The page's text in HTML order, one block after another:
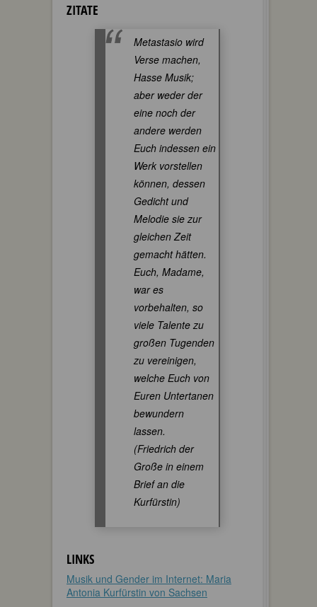
ZITATE
Metastasio wird
Verse machen,
Hasse Musik;
aber weder der
eine noch der
andere werden
Euch indessen ein
Werk vorstellen
können, dessen
Gedicht und
Melodie sie zur
gleichen Zeit
gemacht hätten.
Euch, Madame,
war es
vorbehalten, so
viele Talente zu
großen Tugenden
zu vereinigen,
welche Euch von
Euren Untertanen
bewundern
lassen.
(Friedrich der
Große in einem
Brief an die
Kurfürstin)
LINKS
Musik und Gender im Internet: Maria
Antonia Kurfürstin von Sachsen